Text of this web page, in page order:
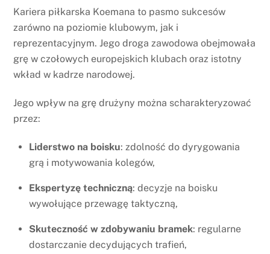
Kariera piłkarska Koemana to pasmo sukcesów
zarówno na poziomie klubowym, jak i
reprezentacyjnym. Jego droga zawodowa obejmowała
grę w czołowych europejskich klubach oraz istotny
wkład w kadrze narodowej.
Jego wpływ na grę drużyny można scharakteryzować
przez:
Liderstwo na boisku: zdolność do dyrygowania
grą i motywowania kolegów,
Ekspertyzę techniczną: decyzje na boisku
wywołujące przewagę taktyczną,
Skuteczność w zdobywaniu bramek: regularne
dostarczanie decydujących trafień,